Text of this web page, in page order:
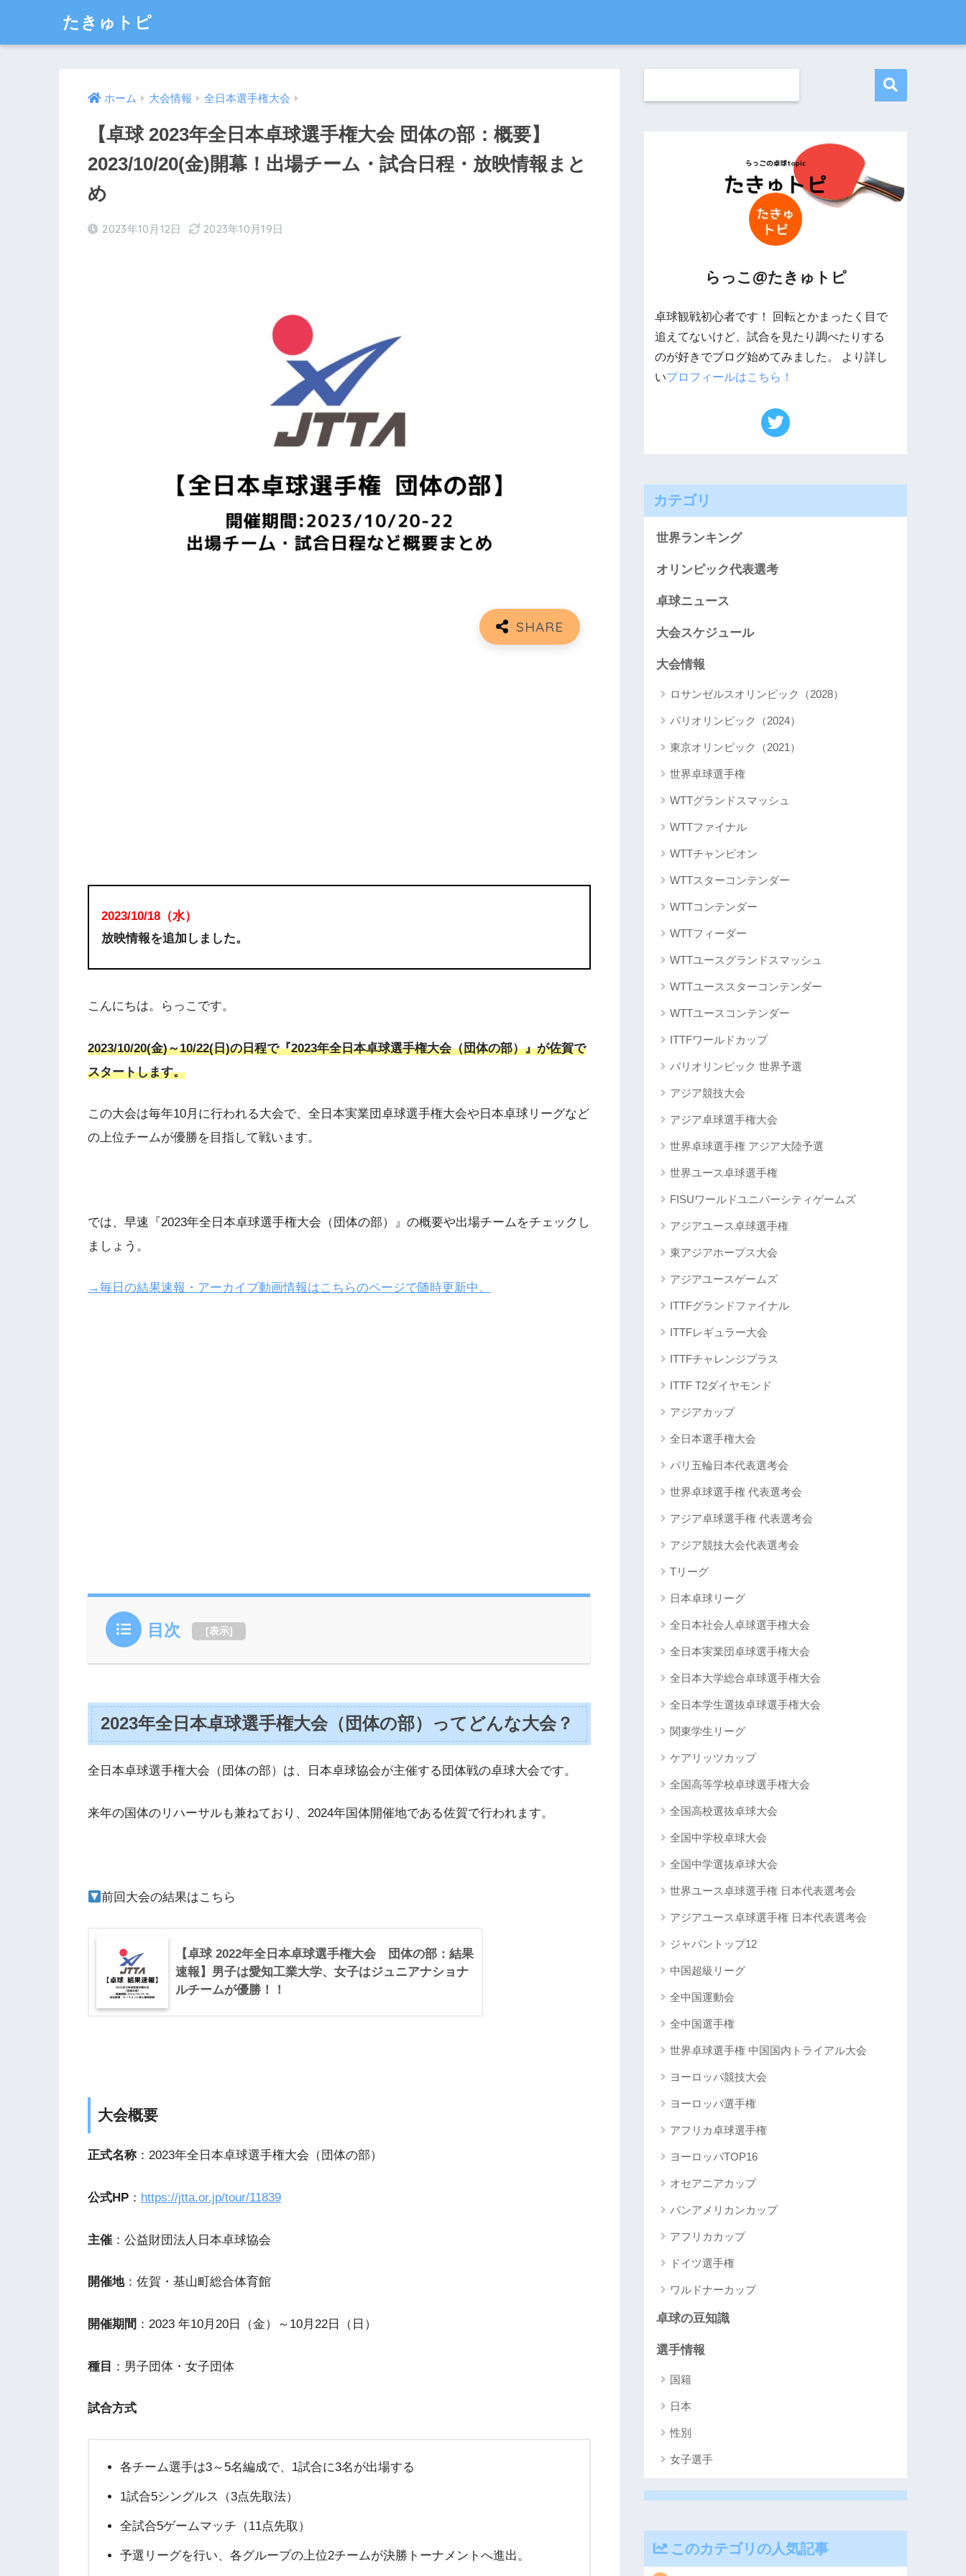
たきゅトピ
ホーム 大会情報 全日本選手権大会
【卓球 2023年全日本卓球選手権大会 団体の部：概要】
2023/10/20(金)開幕！出場チーム・試合日程・放映情報まと
め
2023年10月12日 2023年10月19日
2023/10/18 （水）
放映情報を追加しました。
こんにちは。らっこです。
2023/10/20(金)～10/22(日)の日程で『2023年全日本卓球選手権大会（団体の部）』が佐賀で
スタートします。
この大会は毎年10月に行われる大会で、全日本実業団卓球選手権大会や日本卓球リーグなど
の上位チームが優勝を目指して戦います。
では、早速『2023年全日本卓球選手権大会（団体の部）』の概要や出場チームをチェックし
ましょう。
→毎日の結果速報・アーカイブ動画情報はこちらのページで随時更新中。
目次 [表示]
2023年全日本卓球選手権大会（団体の部）ってどんな大会？
全日本卓球選手権大会（団体の部）は、日本卓球協会が主催する団体戦の卓球大会です。
来年の国体のリハーサルも兼ねており、2024年国体開催地である佐賀で行われます。
前回大会の結果はこちら
【卓球 2022年全日本卓球選手権大会 団体の部：結果
速報】男子は愛知工業大学、女子はジュニアナショナ
ルチームが優勝！！
大会概要
正式名称 ：2023年全日本卓球選手権大会（団体の部）
公式HP ： https://jtta.or.jp/tour/11839
主催 ：公益財団法人日本卓球協会
開催地：佐賀・基山町総合体育館
開催期間 ：2023 年10月20日（金）～10月22日（日）
種目 ：男子団体・女子団体
試合方式
各チーム選手は3～5名編成で、1試合に3名が出場する
1試合5シングルス（3点先取法）
全試合5ゲームマッチ（11点先取）
予選リーグを行い、各グループの上位2チームが決勝トーナメントへ進出。
らっこ@たきゅトピ
卓球観戦初心者です！ 回転とかまったく目で
追えてないけど、試合を見たり調べたりする
のが好きでブログ始めてみました。 より詳し
いプロフィールはこちら！
カテゴリ
世界ランキング
オリンピック代表選考
卓球ニュース
大会スケジュール
大会情報
ロサンゼルスオリンピック（2028）
パリオリンピック（2024）
東京オリンピック（2021）
世界卓球選手権
WTTグランドスマッシュ
WTTファイナル
WTTチャンピオン
WTTスターコンテンダー
WTTコンテンダー
WTTフィーダー
WTTユースグランドスマッシュ
WTTユーススターコンテンダー
WTTユースコンテンダー
ITTFワールドカップ
パリオリンピック 世界予選
アジア競技大会
アジア卓球選手権大会
世界卓球選手権 アジア大陸予選
世界ユース卓球選手権
FISUワールドユニバーシティゲームズ
アジアユース卓球選手権
東アジアホープス大会
アジアユースゲームズ
ITTFグランドファイナル
ITTFレギュラー大会
ITTFチャレンジプラス
ITTF T2ダイヤモンド
アジアカップ
全日本選手権大会
パリ五輪日本代表選考会
世界卓球選手権 代表選考会
アジア卓球選手権 代表選考会
アジア競技大会代表選考会
Tリーグ
日本卓球リーグ
全日本社会人卓球選手権大会
全日本実業団卓球選手権大会
全日本大学総合卓球選手権大会
全日本学生選抜卓球選手権大会
関東学生リーグ
ケアリッツカップ
全国高等学校卓球選手権大会
全国高校選抜卓球大会
全国中学校卓球大会
全国中学選抜卓球大会
世界ユース卓球選手権 日本代表選考会
アジアユース卓球選手権 日本代表選考会
ジャパントップ12
中国超級リーグ
全中国運動会
全中国選手権
世界卓球選手権 中国国内トライアル大会
ヨーロッパ競技大会
ヨーロッパ選手権
アフリカ卓球選手権
ヨーロッパTOP16
オセアニアカップ
パンアメリカンカップ
アフリカカップ
ドイツ選手権
ワルドナーカップ
卓球の豆知識
選手情報
国籍
日本
性別
女子選手
このカテゴリの人気記事